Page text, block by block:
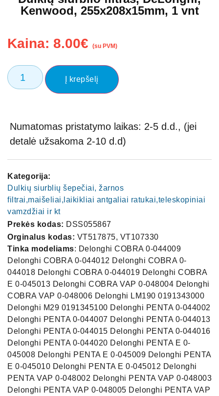
Kenwood, 255x208x15mm, 1 vnt
Kaina: 8.00€ (su PVM)
Į krepšelį
Numatomas pristatymo laikas: 2-5 d.d., (jei
detalė užsakoma 2-10 d.d)
Kategorija:
Dulkių siurblių šepečiai, žarnos
filtrai,maišeliai,laikikliai antgaliai ratukai,teleskopiniai
vamzdžiai ir kt
Prekės kodas: DSS055867
Orginalus kodas: VT517875, VT107330
Tinka modeliams: Delonghi COBRA 0-044009
Delonghi COBRA 0-044012 Delonghi COBRA 0-
044018 Delonghi COBRA 0-044019 Delonghi COBRA
E 0-045013 Delonghi COBRA VAP 0-048004 Delonghi
COBRA VAP 0-048006 Delonghi LM190 0191343000
Delonghi M29 0191345100 Delonghi PENTA 0-044002
Delonghi PENTA 0-044007 Delonghi PENTA 0-044013
Delonghi PENTA 0-044015 Delonghi PENTA 0-044016
Delonghi PENTA 0-044020 Delonghi PENTA E 0-
045008 Delonghi PENTA E 0-045009 Delonghi PENTA
E 0-045010 Delonghi PENTA E 0-045012 Delonghi
PENTA VAP 0-048002 Delonghi PENTA VAP 0-048003
Delonghi PENTA VAP 0-048005 Delonghi PENTA VAP